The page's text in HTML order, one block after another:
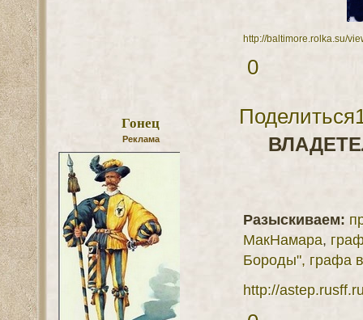
http://baltimore.rolka.su/
0
Поделиться
Гонец
Реклама
Разыскиваем:
МакНамара,
Бороды", графа
http://